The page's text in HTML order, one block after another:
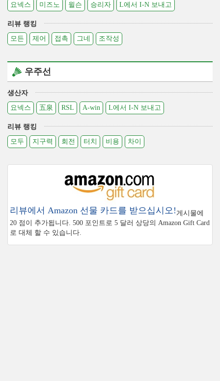
요넥스
미즈노 윌슨 승리자 L에서 I-N 보내고
리뷰 랭킹
모든
제어 접촉 그네 조작성
우주선
생산자
요넥스
五泉 RSL A-win L에서 I-N 보내고
리뷰 랭킹
모두
지구력 회전 터치 비용 차이
리뷰에서 Amazon 선물 카드를 받으십시오! 게시물에
20 점이 추가됩니다. 500 포인트로 5 달러 상당의 Amazon Gift Card
로 대체 할 수 있습니다.